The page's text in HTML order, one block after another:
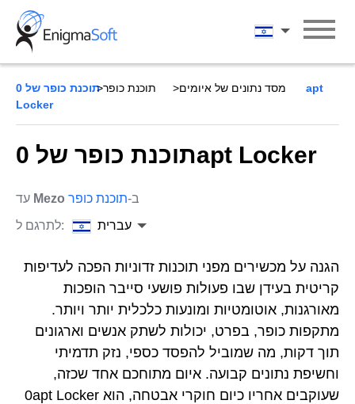
Skip
content
עברית
מסד נתונים של איומים תוכנת כופר
תוכנת כופר של 0apt
Locker
תוכנת כופר של 0apt Locker
Mezo ב-תוכנת כופר
לתרגם ל:
עברית
הגנה על מכשירים מפני תוכנות זדוניות הפכה לעדיפות
קריטית בעידן שבו פעולות פושעי סייבר הופכות
מאורגנות, אוטומטיות ומונעות כלכלית יותר ויותר.
מתקפות כופר, בפרט, יכולות לשתק אנשים וארגונים
תוך דקות, מה שמוביל להפסד כספי, נזק תדמיתי
וחשיפת נתונים קבועה. איום מתוחכם אחד שכזה,
שעוקבים אחריו כיום חוקרי אבטחה, הוא 0apt Locker